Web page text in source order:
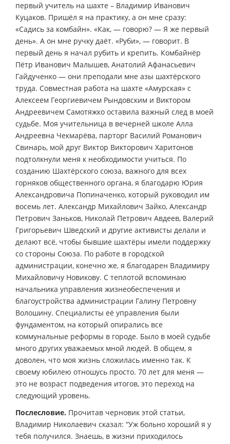
первый учитель на шахте – Владимир Иванович
Куцаков. Пришёл я на практику, а он мне сразу:
«Садись за комбайн». «Как, — говорю? — Я же первый
день». А он мне ручку даёт. «Руби», — говорит. В
первый день я начал рубить и крепить. Комбайнёр
Пётр Иванович Малышев, Анатолий Афанасьевич
Гайдученко — они преподали мне азы шахтёрского
труда. Совместная работа на шахте «Амурская» с
Алексеем Георгиевичем Рындовским и Виктором
Андреевичем Самотяжко оставила важный след в моей
судьбе. Моя учительница в вечерней школе Алла
Андреевна Чекмарёва, парторг Василий Романович
Свинарь, мой друг Виктор Викторович Харитонов
подтолкнули меня к необходимости учиться. По
созданию Шахтёрского союза, важного для всех
горняков общественного органа, я благодарю Юрия
Александровича Попиначенко, который руководил им
восемь лет. Александр Михайлович Зайко, Александр
Петрович Заньков, Николай Петрович Авдеев, Валерий
Григорьевич Шведский и другие активисты делали и
делают всё, чтобы бывшие шахтёры имели поддержку
со стороны Союза. По работе в городской
администрации, конечно же, я благодарен Владимиру
Михайловичу Новикову. С теплотой вспоминаю
начальника управления жизнеобеспечения и
благоустройства администрации Галину Петровну
Волошину. Специалисты её управления были
фундаментом, на который опирались все
коммунальные реформы в городе. Было в моей судьбе
много других уважаемых мной людей. В общем, я
доволен, что моя жизнь сложилась именно так. К
своему юбилею отношусь просто. 70 лет для меня —
это не возраст подведения итогов, это переход на
следующий уровень.
Послесловие. Прочитав черновик этой статьи,
Владимир Николаевич сказал: “Уж больно хороший я у
тебя получился. Знаешь, в жизни приходилось